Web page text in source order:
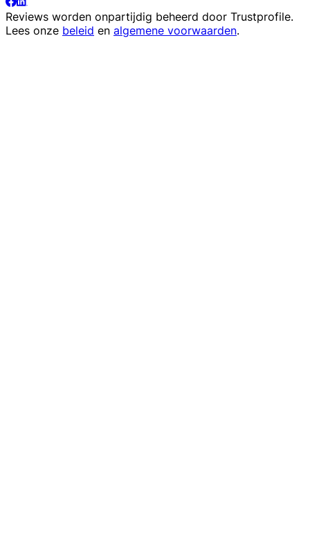
Reviews worden onpartijdig beheerd door Trustprofile.
Lees onze beleid en algemene voorwaarden.